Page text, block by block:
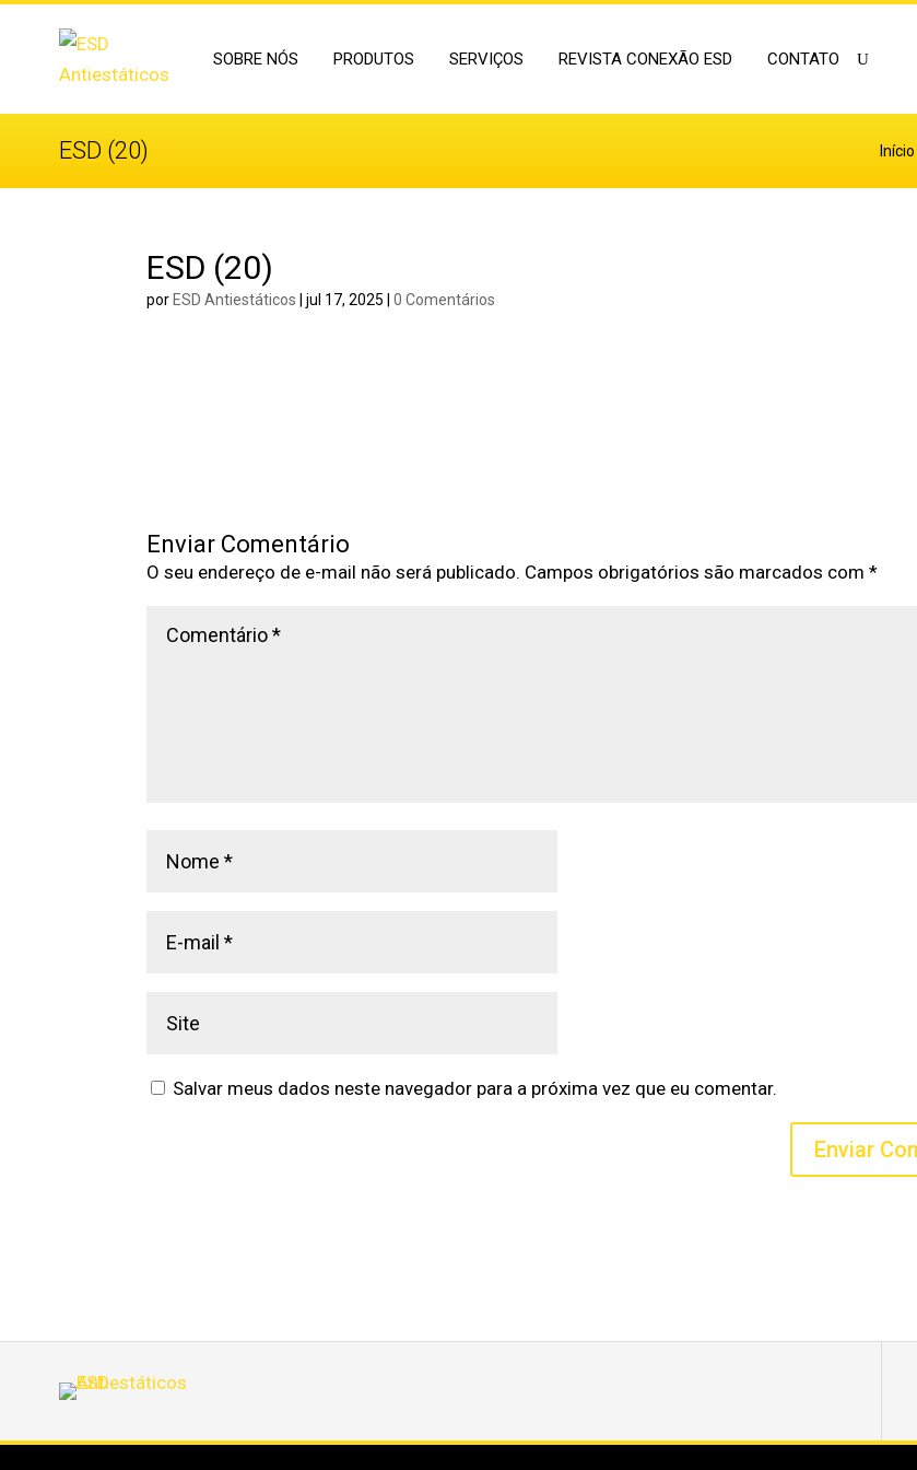
SOBRE NÓS PRODUTOS SERVIÇOS REVISTA CONEXÃO ESD CONTATO
ESD (20) Início
ESD (20)
por ESD Antiestáticos |jul 17, 2025 |0 Comentários
Enviar Comentário
O seu endereço de e-mail não será publicado. Campos obrigatórios são marcados com*
Salvar meus dados neste navegador para a próxima vez que eu comentar.